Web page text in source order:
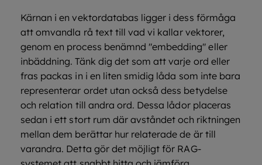
Kärnan i en vektordatabas ligger i dess förmåga
att omvandla rå text till vad vi kallar vektorer,
genom en process benämnd "embedding" eller
inbäddning. Tänk dig det som att varje ord eller
fras packas in i en liten smidig låda som inte bara
representerar ordet utan också dess betydelse
och relation till andra ord. Dessa lådor placeras
sedan i ett stort rum där avståndet och riktningen
mellan dem berättar hur relaterade de är till
varandra. Detta gör det möjligt för RAG-